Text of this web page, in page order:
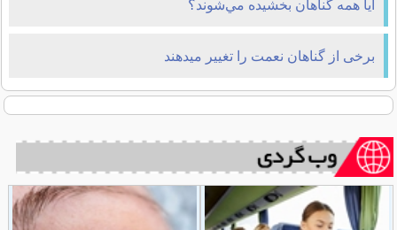
آیا همه گناهان بخشيده مي‌شوند؟
برخی از گناهان نعمت را تغییر میدهند